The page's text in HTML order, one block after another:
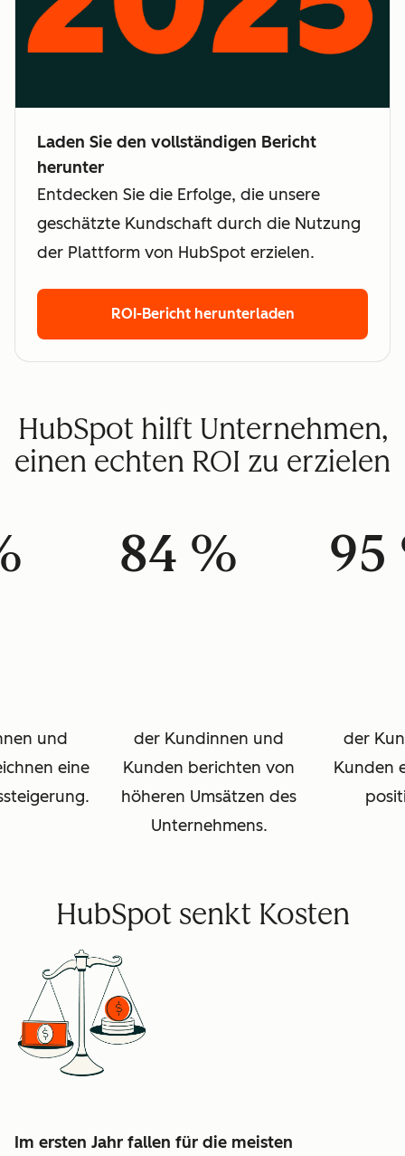
Laden Sie den vollständigen Bericht
herunter
Entdecken Sie die Erfolge, die unsere
geschätzte Kundschaft durch die Nutzung
der Plattform von HubSpot erzielen.
ROI-Bericht herunterladen
HubSpot hilft Unternehmen,
einen echten ROI zu erzielen
und
eine
84 %
der Kundinnen und
Kunden berichten von
höheren Umsätzen des
Unternehmens.
95
der
Kunden
HubSpot senkt Kosten
Im ersten Jahr fallen für die meisten